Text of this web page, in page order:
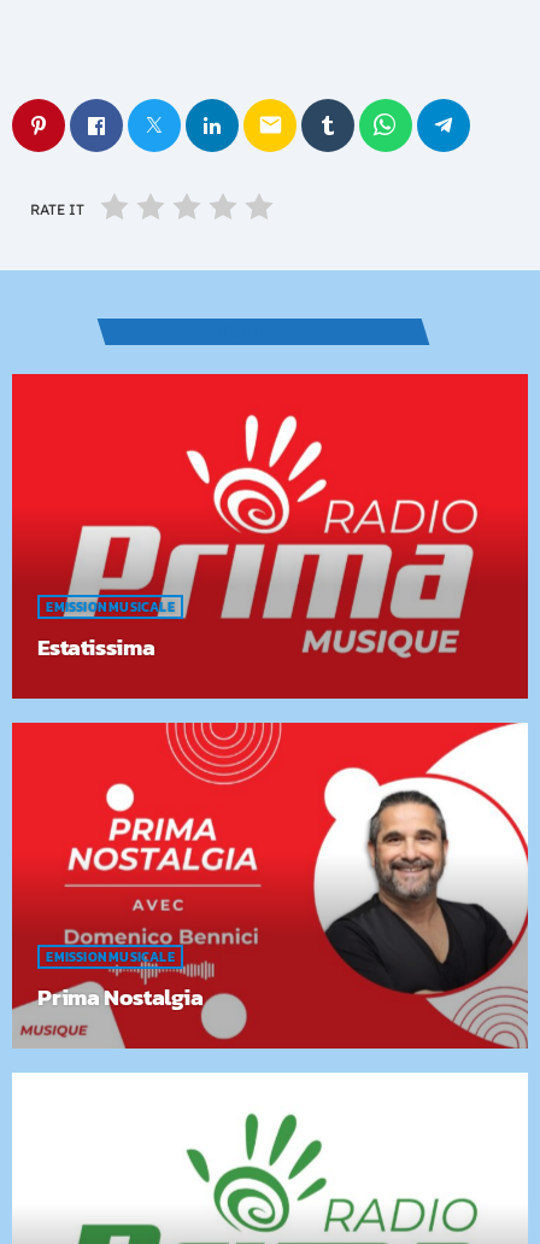
email
RATE IT
EMISSION MUSICALE
Estatissima
EMISSION MUSICALE
Prima Nostalgia